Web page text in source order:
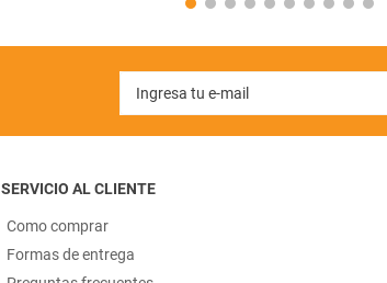
SERVICIO AL CLIENTE
Como comprar
Formas de entrega